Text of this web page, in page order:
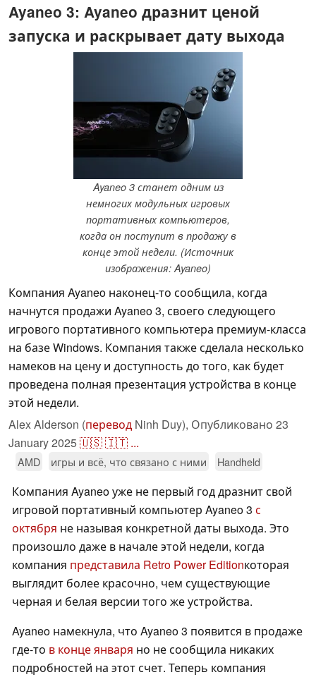
Ayaneo 3: Ayaneo дразнит ценой
запуска и раскрывает дату выхода
Ayaneo 3 станет одним из
немногих модульных игровых
портативных компьютеров,
когда он поступит в продажу в
конце этой недели. (Источник
изображения: Ayaneo)
Компания Ayaneo наконец-то сообщила, когда
начнутся продажи Ayaneo 3, своего следующего
игрового портативного компьютера премиум-класса
на базе Windows. Компания также сделала несколько
намеков на цену и доступность до того, как будет
проведена полная презентация устройства в конце
этой недели.
Alex Alderson (перевод Ninh Duy), Опубликовано 23
January 2025🇺🇸🇮🇹 ...
AMD игры и всё, что связано с ними Handheld
Компания Ayaneo уже не первый год дразнит свой
игровой портативный компьютер Ayaneo 3 с
октября не называя конкретной даты выхода. Это
произошло даже в начале этой недели, когда
компания представила Retro Power Editionкоторая
выглядит более красочно, чем существующие
черная и белая версии того же устройства.
Ayaneo намекнула, что Ayaneo 3 появится в продаже
где-то в конце января но не сообщила никаких
подробностей на этот счет. Теперь компания